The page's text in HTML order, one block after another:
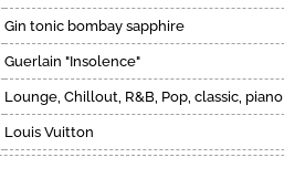
Gin tonic bombay sapphire
Guerlain "Insolence"
Lounge, Chillout, R&B, Pop, classic, piano
Louis Vuitton